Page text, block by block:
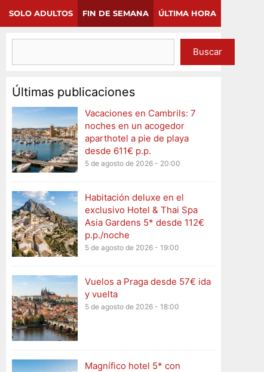
SOLO ADULTOS FIN DE SEMANA ÚLTIMA HORA
Buscar
Últimas publicaciones
Vacaciones en Cambrils: 7
noches en un acogedor
aparthotel a pie de playa
desde 611€ p.p.
5 de agosto de 2026 - 20:00
Habitación deluxe en el
exclusivo Hotel & Thai Spa
Asia Gardens 5* desde 112€
p.p./noche
5 de agosto de 2026 - 19:00
Vuelos a Praga desde 57€ ida
y vuelta
5 de agosto de 2026 - 18:00
Magnífico hotel 5* con
Continuar ×